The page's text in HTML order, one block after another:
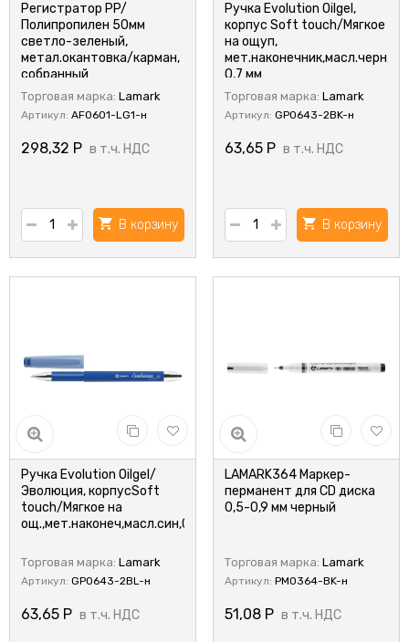
Регистратор PP/
Полипропилен 50мм
светло-зеленый,
метал.окантовка/карман,
собранный
Торговая марка: Lamark
Артикул: AF0601-LG1-н
298,32 Р в т.ч. НДС
В корзину
Ручка Evolution Oilgel,
корпус Soft touch/Мягкое
на ощуп,
мет.наконечник,масл.черн,
0,7 мм
Торговая марка: Lamark
Артикул: GP0643-2BK-н
63,65 Р в т.ч. НДС
В корзину
Ручка Evolution Oilgel/
Эволюция, корпусSoft
touch/Мягкое на
ощ.,мет.наконеч,масл.син,0,7мм
Торговая марка: Lamark
Артикул: GP0643-2BL-н
63,65 Р в т.ч. НДС
LAMARK364 Маркер-
перманент для CD диска
0,5-0,9 мм черный
Торговая марка: Lamark
Артикул: PM0364-BK-н
51,08 Р в т.ч. НДС